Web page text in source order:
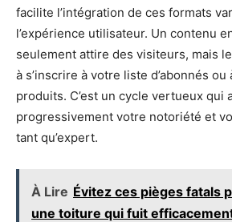
facilite l’intégration de ces formats
l’expérience utilisateur. Un contenu
seulement attire des visiteurs, mais
à s’inscrire à votre liste d’abonnés ou
produits. C’est un cycle vertueux qui
progressivement votre notoriété et
tant qu’expert.
À Lire Évitez ces pièges fatals
une toiture qui fuit